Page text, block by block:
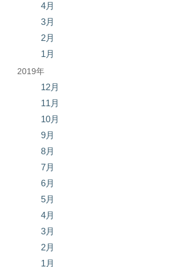
4月
3月
2月
1月
2019年
12月
11月
10月
9月
8月
7月
6月
5月
4月
3月
2月
1月